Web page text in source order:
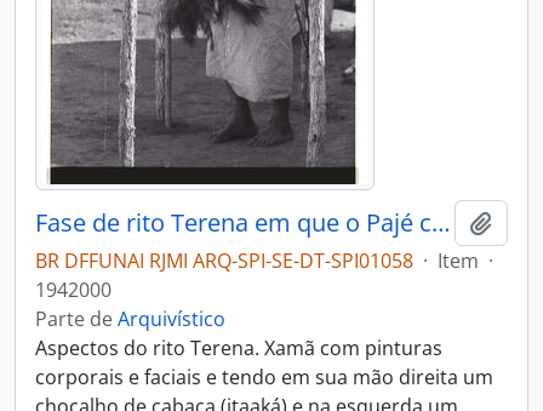
Fase de rito Terena em que o Pajé canta e invoca os espíritos
BR DFFUNAI RJMI ARQ-SPI-SE-DT-SPI01058 · Item ·
1942000
Parte deArquivístico
Aspectos do rito Terena. Xamã com pinturas
corporais e faciais e tendo em sua mão direita um